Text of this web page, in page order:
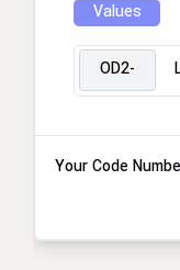
Values
OD2-
Your Code